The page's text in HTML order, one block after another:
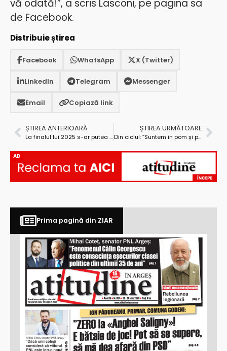
vă odată!”, a scris Lasconi, pe pagina sa
de Facebook.
Distribuie știrea
Facebook WhatsApp X (Twitter)
LinkedIn Telegram Messenger
Email Copiază link
ȘTIREA ANTERIOARĂ
La finalul lui 2025 s-ar putea circula pe autostradă, de la Tigveni la București
ȘTIREA URMĂTOARE
Din ciclul: ”Suntem în pom și pomul în aer”. România s-a împrumutat din nou, cu o dobândă foarte mare
AD
Prima pagină din ZIAR